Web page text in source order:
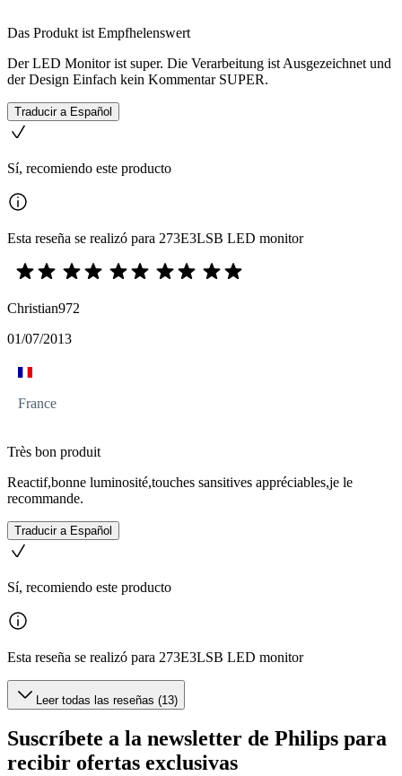
Das Produkt ist Empfhelenswert
Der LED Monitor ist super. Die Verarbeitung ist Ausgezeichnet und
der Design Einfach kein Kommentar SUPER.
Traducir a Español
Sí, recomiendo este producto
Esta reseña se realizó para 273E3LSB LED monitor
Christian972
01/07/2013
France
Très bon produit
Reactif,bonne luminosité,touches sansitives appréciables,je le
recommande.
Traducir a Español
Sí, recomiendo este producto
Esta reseña se realizó para 273E3LSB LED monitor
Leer todas las reseñas (13)
Suscríbete a la newsletter de Philips para
recibir ofertas exclusivas